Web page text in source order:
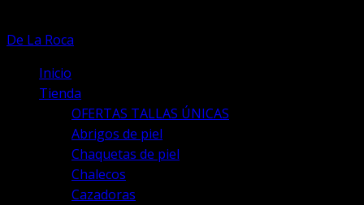
De La Roca
Inicio
Tienda
OFERTAS TALLAS ÚNICAS
Abrigos de piel
Chaquetas de piel
Chalecos
Cazadoras